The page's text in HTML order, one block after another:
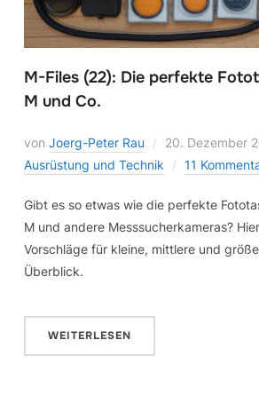
M-Files (22): Die perfekte
M und Co.
von Joerg-Peter Rau 20. Dezember
Ausrüstung und Technik
11
Gibt es so etwas wie die perfekte
M und andere Messsucherkameras?
Vorschläge für kleine, mittlere und
Überblick.
WEITERLESEN